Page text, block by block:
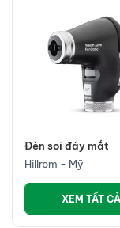
Đèn soi đáy mắt
Hillrom - Mỹ
XEM TẤT CẢ